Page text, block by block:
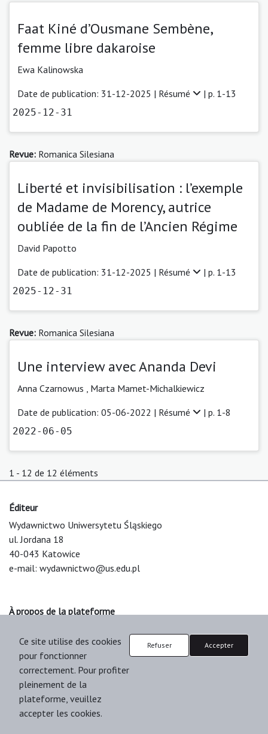
Faat Kiné d’Ousmane Sembène,
femme libre dakaroise
Ewa Kalinowska
Date de publication: 31-12-2025 | Résumé | p. 1-13
2025-12-31
Revue: Romanica Silesiana
Liberté et invisibilisation : l’exemple
de Madame de Morency, autrice
oubliée de la fin de l’Ancien Régime
David Papotto
Date de publication: 31-12-2025 | Résumé | p. 1-13
2025-12-31
Revue: Romanica Silesiana
Une interview avec Ananda Devi
Anna Czarnowus
Marta Mamet-Michalkiewicz
Date de publication: 05-06-2022 | Résumé | p. 1-8
2022-06-05
1 - 12 de 12 éléments
Éditeur
Wydawnictwo Uniwersytetu Śląskiego
ul. Jordana 18
40-043 Katowice
e-mail: wydawnictwo@us.edu.pl
À propos de la plateforme
Support & Customization by LIBCOM
Platform & Workflow by OJS/PKP
Ce site utilise des cookies
pour fonctionner
correctement. Pour profiter
pleinement de la
plateforme, veuillez
accepter les cookies.
Refuser Accepter